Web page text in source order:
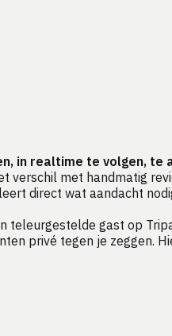
in realtime te volgen, te
verschil met handmatig
direct wat aandacht
gast op
privé tegen je zeggen.